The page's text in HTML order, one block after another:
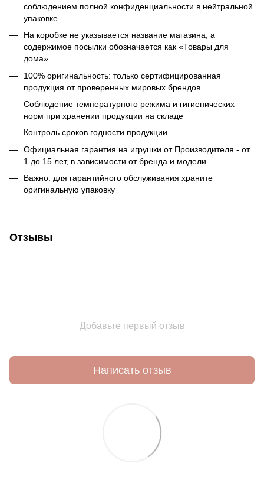
соблюдением полной конфиденциальности в нейтральной
упаковке
На коробке не указывается название магазина, а
содержимое посылки обозначается как «Товары для
дома»
100% оригинальность: только сертифицированная
продукция от проверенных мировых брендов
Соблюдение температурного режима и гигиенических
норм при хранении продукции на складе
Контроль сроков годности продукции
Официальная гарантия на игрушки от Производителя - от
1 до 15 лет, в зависимости от бренда и модели
Важно: для гарантийного обслуживания храните
оригинальную упаковку
Отзывы
Добавьте первый отзыв
Написать отзыв